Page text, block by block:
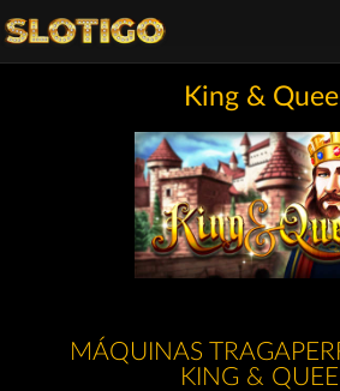
King &
MÁQUINAS
KING &